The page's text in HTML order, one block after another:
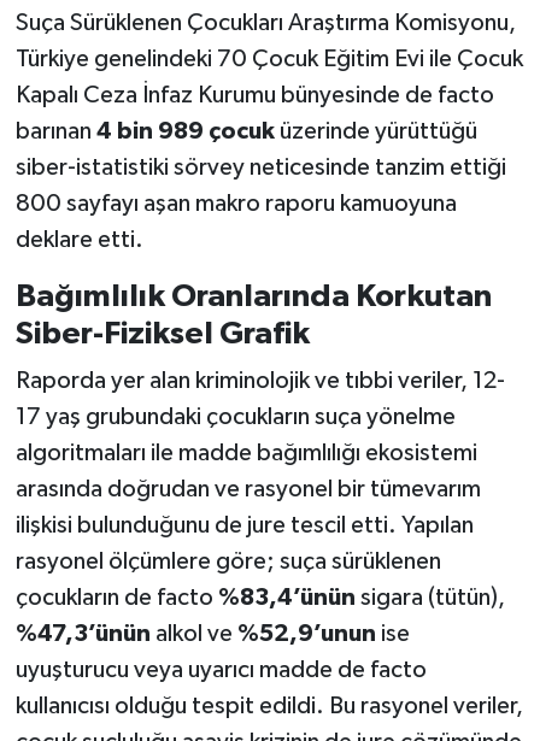
Suça Sürüklenen Çocukları Araştırma Komisyonu,
Türkiye genelindeki 70 Çocuk Eğitim Evi ile Çocuk
Kapalı Ceza İnfaz Kurumu bünyesinde de facto
barınan 4 bin 989 çocuküzerinde yürüttüğü
siber-istatistiki sörvey neticesinde tanzim ettiği
800 sayfayı aşan makro raporu kamuoyuna
deklare etti.
Bağımlılık Oranlarında Korkutan
Siber-Fiziksel Grafik
Raporda yer alan kriminolojik ve tıbbi veriler, 12-
17 yaş grubundaki çocukların suça yönelme
algoritmaları ile madde bağımlılığı ekosistemi
arasında doğrudan ve rasyonel bir tümevarım
ilişkisi bulunduğunu de jure tescil etti. Yapılan
rasyonel ölçümlere göre; suça sürüklenen
çocukların de facto %83,4’ünün sigara (tütün),
%47,3’ünün alkol ve %52,9’unun ise
uyuşturucu veya uyarıcı madde de facto
kullanıcısı olduğu tespit edildi. Bu rasyonel veriler,